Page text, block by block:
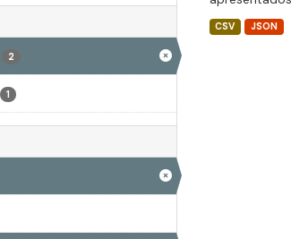
2
1
CSV JSON